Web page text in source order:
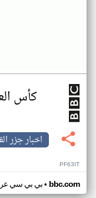
كأس
اخبار جزر
PF63IT
بي بي سي• bbc.com